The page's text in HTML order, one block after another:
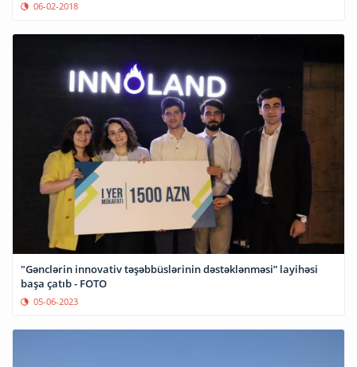
06-02-2018
"Gənclərin innovativ təşəbbüslərinin dəstəklənməsi” layihəsi
başa çatıb - FOTO
05-06-2023